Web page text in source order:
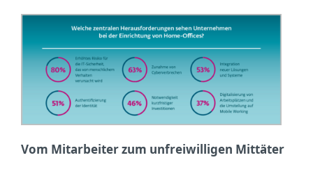
Vom Mitarbeiter zum unfreiwilligen Mittäter